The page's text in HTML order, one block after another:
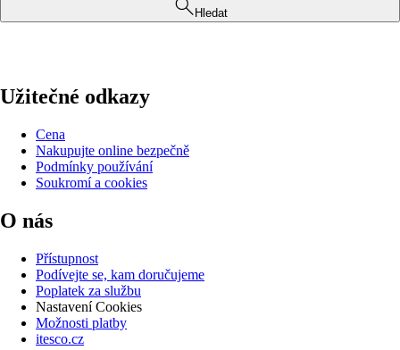
Hledat
Užitečné odkazy
Cena
Nakupujte online bezpečně
Podmínky používání
Soukromí a cookies
O nás
Přístupnost
Podívejte se, kam doručujeme
Poplatek za službu
Nastavení Cookies
Možnosti platby
itesco.cz